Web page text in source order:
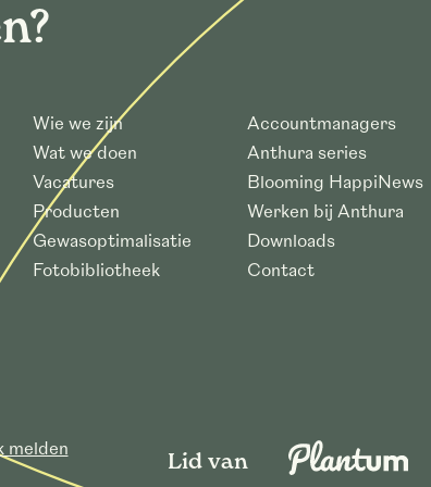
Wie we zijn
Wat we doen
Vacatures
Producten
Gewasoptimalisatie
Fotobibliotheek
Accountmanagers
Anthura series
Blooming HappiNews
Werken bij Anthura
Downloads
Contact
melden Lid van